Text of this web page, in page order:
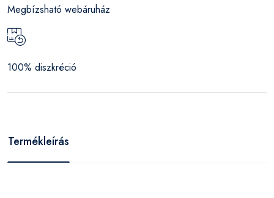
Megbízsható webáruház
100% diszkréció
Termékleírás